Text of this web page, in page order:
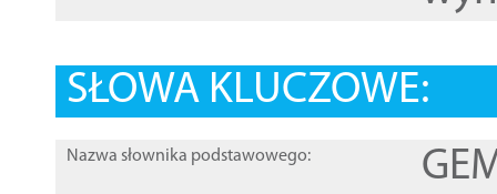
SŁOWA KLUCZOWE:
Nazwa słownika podstawowego: